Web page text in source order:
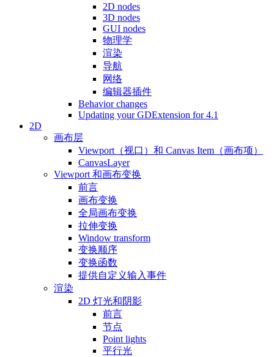
2D nodes
3D nodes
GUI nodes
物理学
渲染
导航
网络
编辑器插件
Behavior changes
Updating your GDExtension for 4.1
2D
画布层
Viewport（视口）和 Canvas Item（画布项）
CanvasLayer
Viewport 和画布变换
前言
画布变换
全局画布变换
拉伸变换
Window transform
变换顺序
变换函数
提供自定义输入事件
渲染
2D 灯光和阴影
前言
节点
Point lights
平行光